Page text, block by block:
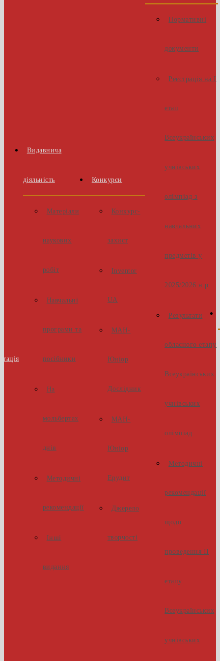
Видавнича
діяльність
Матеріали
наукових
робіт
Навчальні
програми та
посібники
На
мольбертах
днів
Методичні
рекомендації
Інші
видання
Конкурси
Конкурс-
захист
Inventor
UA
МАН-
Юніор
Дослідник
МАН-
Юніор
Ерудит
Джерело
творчості
Нормативні
документи
Реєстрація на І
етап
Всеукраїнських
учнівських
олімпіад з
навчальних
предметів у
2025/2026 н.р
Результати
обласного етапу
Всеукраїнських
учнівських
олімпіад
Методичні
рекомендації
щодо
проведення ІІ
етапу
Всеукраїнських
учнівських